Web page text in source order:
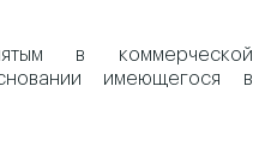
в коммерческой
имеющегося в